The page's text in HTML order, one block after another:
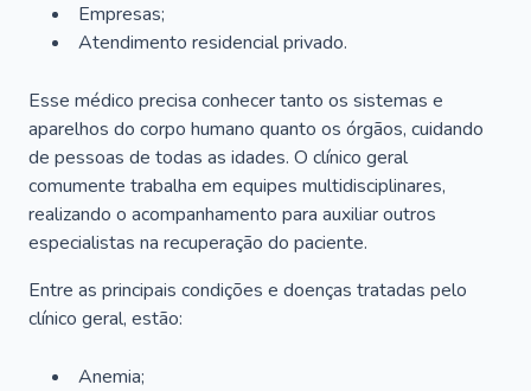
Empresas;
Atendimento residencial privado.
Esse médico precisa conhecer tanto os sistemas e
aparelhos do corpo humano quanto os órgãos, cuidando
de pessoas de todas as idades. O clínico geral
comumente trabalha em equipes multidisciplinares,
realizando o acompanhamento para auxiliar outros
especialistas na recuperação do paciente.
Entre as principais condições e doenças tratadas pelo
clínico geral, estão:
Anemia;